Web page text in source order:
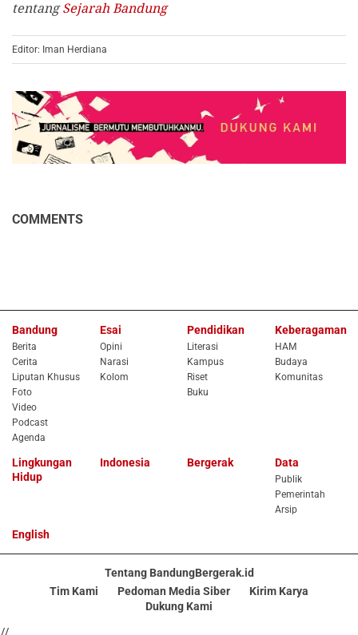
tentang Sejarah Bandung
Editor: Iman Herdiana
COMMENTS
Bandung
Berita
Cerita
Liputan Khusus
Foto
Video
Podcast
Agenda
Esai
Opini
Narasi
Kolom
Pendidikan
Literasi
Kampus
Riset
Buku
Keberagaman
HAM
Budaya
Komunitas
Lingkungan
Hidup
Indonesia Bergerak Data
Publik
Pemerintah
Arsip
English
Tentang BandungBergerak.id
Tim Kami
Pedoman Media Siber
Kirim Karya
Dukung Kami